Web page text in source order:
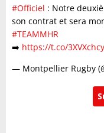
#Officiel : Notre
son contrat et sera
#TEAMMHR
➡️ https://t.co/
— Montpellier Rugby